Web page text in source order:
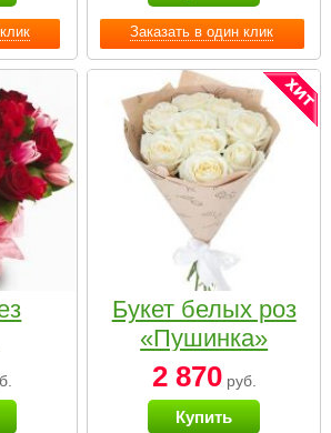
Заказать в один клик
Букет белых роз
«Пушинка»
2 870руб.
Купить